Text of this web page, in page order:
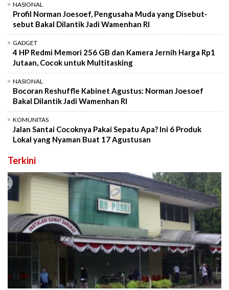
NASIONAL
Profil Norman Joesoef, Pengusaha Muda yang Disebut-
sebut Bakal Dilantik Jadi Wamenhan RI
GADGET
4 HP Redmi Memori 256 GB dan Kamera Jernih Harga Rp1
Jutaan, Cocok untuk Multitasking
NASIONAL
Bocoran Reshuffle Kabinet Agustus: Norman Joesoef
Bakal Dilantik Jadi Wamenhan RI
KOMUNITAS
Jalan Santai Cocoknya Pakai Sepatu Apa? Ini 6 Produk
Lokal yang Nyaman Buat 17 Agustusan
Terkini